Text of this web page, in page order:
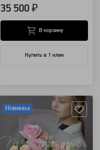
35 500 ₽
Купить в 1 клик
В корзину
Новинка